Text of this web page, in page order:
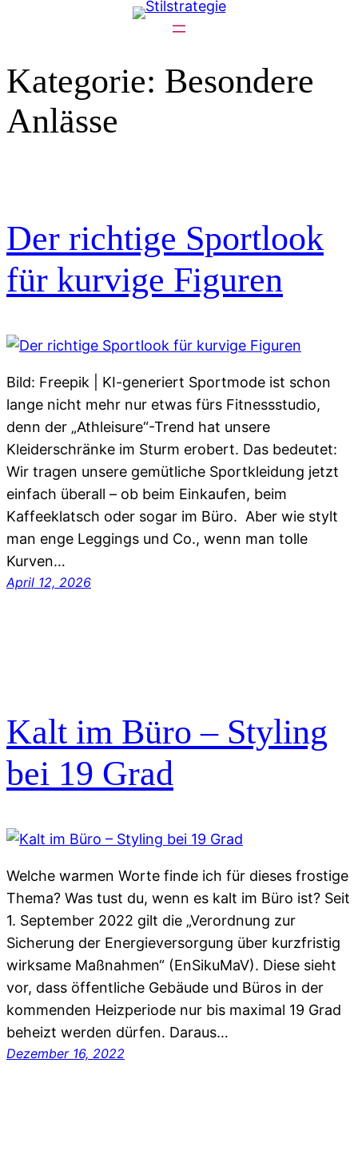
Kategorie: Besondere
Anlässe
Der richtige Sportlook
für kurvige Figuren
Bild: Freepik | KI-generiert Sportmode ist schon
lange nicht mehr nur etwas fürs Fitnessstudio,
denn der „Athleisure“-Trend hat unsere
Kleiderschränke im Sturm erobert. Das bedeutet:
Wir tragen unsere gemütliche Sportkleidung jetzt
einfach überall – ob beim Einkaufen, beim
Kaffeeklatsch oder sogar im Büro. Aber wie stylt
man enge Leggings und Co., wenn man tolle
Kurven…
April 12, 2026
Kalt im Büro – Styling
bei 19 Grad
Welche warmen Worte finde ich für dieses frostige
Thema? Was tust du, wenn es kalt im Büro ist? Seit
1. September 2022 gilt die „Verordnung zur
Sicherung der Energieversorgung über kurzfristig
wirksame Maßnahmen“ (EnSikuMaV). Diese sieht
vor, dass öffentliche Gebäude und Büros in der
kommenden Heizperiode nur bis maximal 19 Grad
beheizt werden dürfen. Daraus…
Dezember 16, 2022